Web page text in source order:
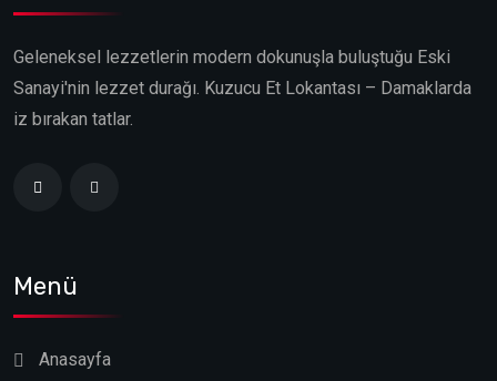
Geleneksel lezzetlerin modern dokunuşla buluştuğu Eski
Sanayi'nin lezzet durağı. Kuzucu Et Lokantası – Damaklarda
iz bırakan tatlar.
Menü
Anasayfa